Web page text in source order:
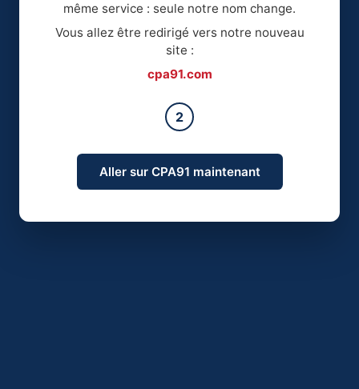
même service : seule notre nom change.
Vous allez être redirigé vers notre nouveau
site :
cpa91.com
2
Aller sur CPA91 maintenant